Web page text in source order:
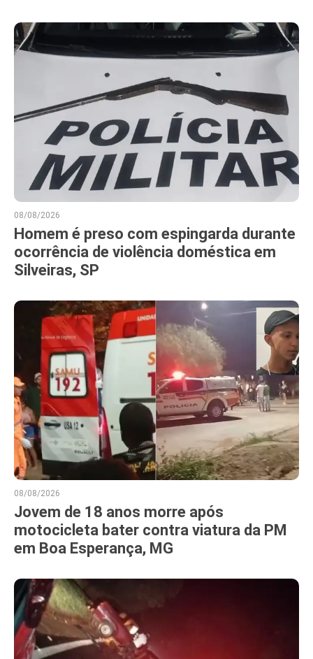
08/08/2026
Homem é preso com espingarda durante
ocorrência de violência doméstica em
Silveiras, SP
08/08/2026
Jovem de 18 anos morre após
motocicleta bater contra viatura da PM
em Boa Esperança, MG